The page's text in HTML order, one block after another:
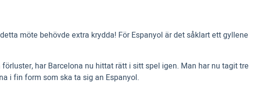
möte behövde extra krydda! För Espanyol är det såklart ett gyllene
har Barcelona nu hittat rätt i sitt spel igen. Man har nu tagit tre
i fin form som ska ta sig an Espanyol.